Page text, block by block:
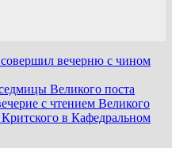
вечерню с чином
Великого поста
с чтением Великого
в Кафедральном